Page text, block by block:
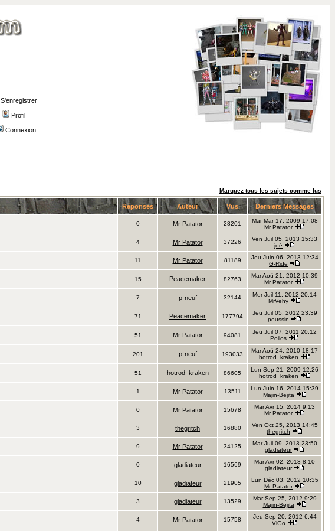
S'enregistrer
Profil
Connexion
Marquez tous les sujets comme lus
Réponses Auteur Vus Derniers Messages
0 Mr Patator 28201
Mar Mar 17, 2009 17:08
Mr Patator
4 Mr Patator 37226
Ven Juil 05, 2013 15:33
joé
11 Mr Patator 81189
Jeu Juin 06, 2013 12:34
G-Ride
15 Peacemaker 82763
Mar Aoû 21, 2012 10:39
Mr Patator
7 p-neuf 32144
Mer Juil 11, 2012 20:14
MrVehy
71 Peacemaker 177794
Jeu Juil 05, 2012 23:39
poussin
51 Mr Patator 94081
Jeu Juil 07, 2011 20:12
Poilos
201 p-neuf 193033
Mar Aoû 24, 2010 18:17
hotrod_kraken
51 hotrod_kraken 86605
Lun Sep 21, 2009 12:26
hotrod_kraken
1 Mr Patator 13511
Lun Juin 16, 2014 15:39
Majin-Bejita
0 Mr Patator 15678
Mar Avr 15, 2014 9:13
Mr Patator
3 thegritch 16880
Ven Oct 25, 2013 14:45
thegritch
9 Mr Patator 34125
Mar Juil 09, 2013 23:50
gladiateur
0 gladiateur 16569
Mar Avr 02, 2013 8:10
gladiateur
10 gladiateur 21905
Lun Déc 03, 2012 10:35
Mr Patator
3 gladiateur 13529
Mar Sep 25, 2012 9:29
Majin-Bejita
4 Mr Patator 15758
Jeu Sep 20, 2012 6:44
ViGo